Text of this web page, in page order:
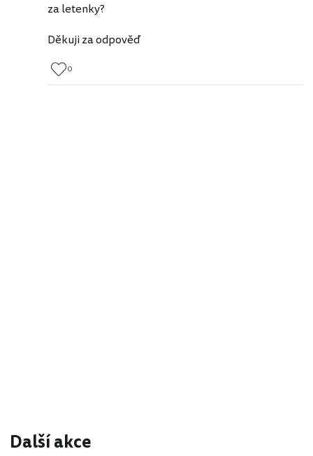
za letenky?
Děkuji za odpověď
0
Další akce